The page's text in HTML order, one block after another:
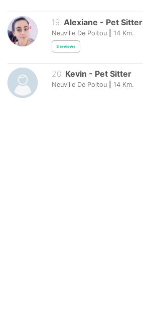
19. Alexiane - Pet Sitter
Neuville De Poitou 14 Km.
3 reviews
20. Kevin - Pet Sitter
Neuville De Poitou 14 Km.